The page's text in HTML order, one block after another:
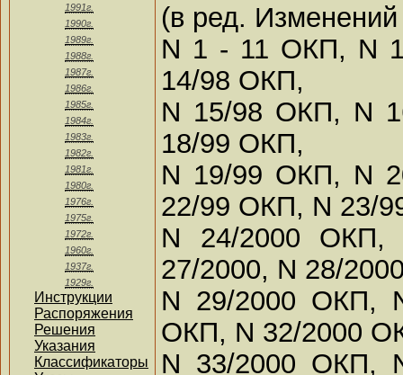
1991г.
1990г.
1989г.
1988г.
1987г.
1986г.
1985г.
1984г.
1983г.
1982г.
1981г.
1980г.
1976г.
1975г.
1972г.
1960г.
1937г.
1929г.
Инструкции
Распоряжения
Решения
Указания
Классификаторы
(в ред. Изменений
N 1 - 11 ОКП, N
14/98 ОКП,
N 15/98 ОКП, N
18/99 ОКП,
N 19/99 ОКП, N
22/99 ОКП, N 23/
N 24/2000 ОКП,
27/2000, N 28/
N 29/2000 ОКП,
ОКП, N 32/2000
N 33/2000 ОКП,